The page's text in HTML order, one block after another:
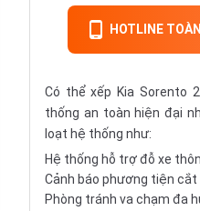
HOTLINE
Có thể xếp Kia Sorento
thống an toàn hiện đại
loạt hệ thống như:
Hệ thống hỗ trợ đỗ xe
Cảnh báo phương tiện cắt
Phòng tránh va chạm đa